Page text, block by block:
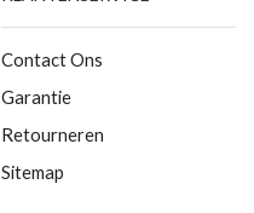
Contact Ons
Garantie
Retourneren
Sitemap